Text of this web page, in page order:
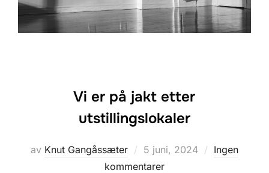
Vi er på jakt etter
utstillingslokaler
av Knut Gangåssæter
Posted
on
5 juni, 2024
Ingen
kommentarer